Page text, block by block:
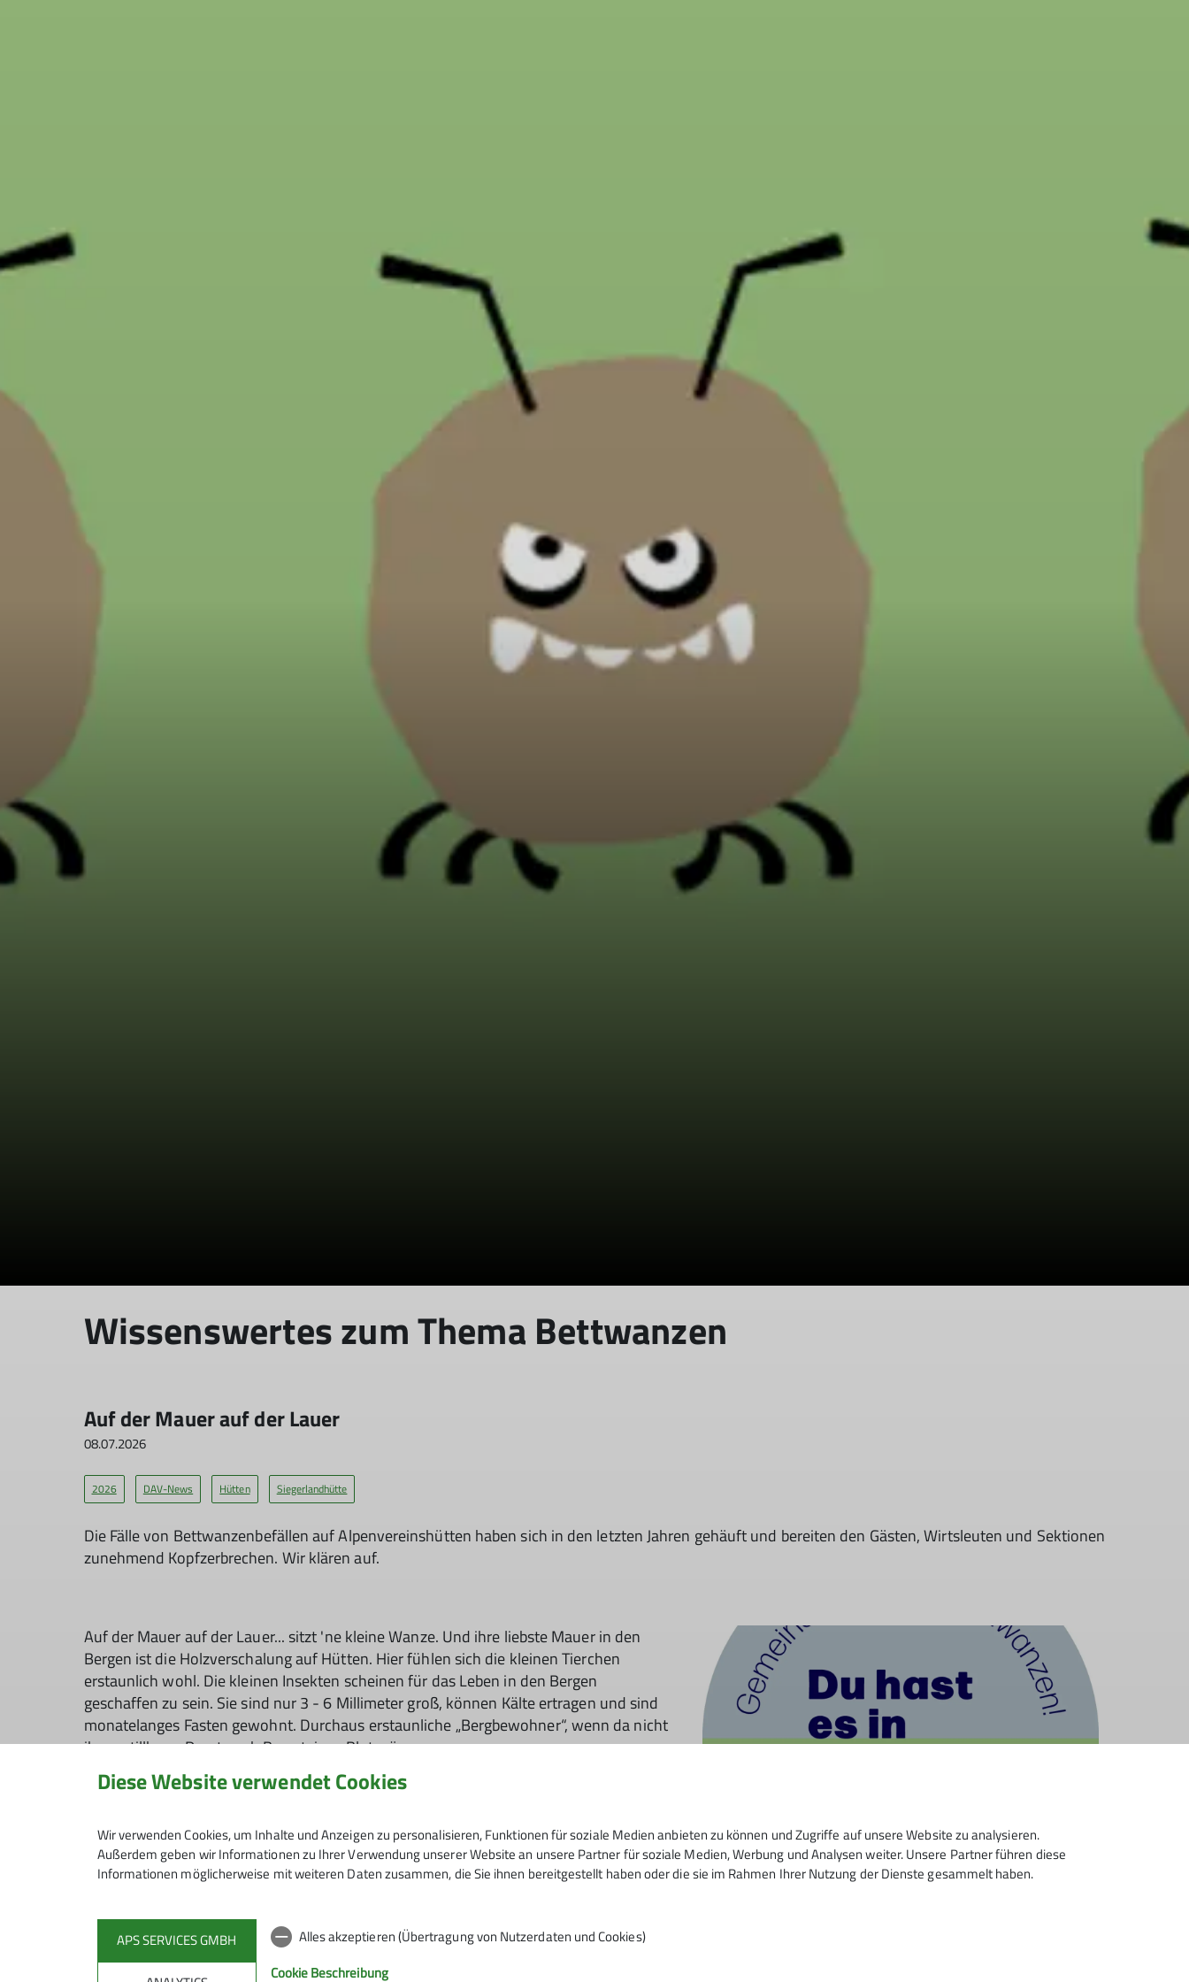
Wissenswertes zum Thema Bettwanzen
Auf der Mauer auf der Lauer
08.07.2026
2026 DAV-News Hütten Siegerlandhütte
Die Fälle von Bettwanzenbefällen auf Alpenvereinshütten haben sich in den letzten Jahren gehäuft und bereiten den Gästen, Wirtsleuten und Sektionen
zunehmend Kopfzerbrechen. Wir klären auf.
Auf der Mauer auf der Lauer... sitzt 'ne kleine Wanze. Und ihre liebste Mauer in den
Bergen ist die Holzverschalung auf Hütten. Hier fühlen sich die kleinen Tierchen
erstaunlich wohl. Die kleinen Insekten scheinen für das Leben in den Bergen
geschaffen zu sein. Sie sind nur 3 - 6 Millimeter groß, können Kälte ertragen und sind
monatelanges Fasten gewohnt. Durchaus erstaunliche „Bergbewohner“, wenn da nicht
ihr unstillbarer Durst nach Bergsteiger-Blut wäre.
Übernachtungsgäste wollen eine erholsame Nacht, Wirtsleute zufriedene Gäste und
dabei äußerst schwierig. Die Gründe dafür sind vielseitig und die Maßnahmen oft mit
hohen Kosten verbunden. Eine umfassende Aufklärung über Bettwanzen kann aber
schon viel helfen.
Zunächst ist zu betonen, dass ein Befallnichts mit den hygienischen Verhältnissen auf
den Hütten oder der Gäste
zu tun hat. Auch in der eigenen Wohnung oder im
Diese Website verwendet Cookies
Wir verwenden Cookies, um Inhalte und Anzeigen zu personalisieren, Funktionen für soziale Medien anbieten zu können und Zugriffe auf unsere Website zu analysieren.
Außerdem geben wir Informationen zu Ihrer Verwendung unserer Website an unsere Partner für soziale Medien, Werbung und Analysen weiter. Unsere Partner führen diese
Informationen möglicherweise mit weiteren Daten zusammen, die Sie ihnen bereitgestellt haben oder die sie im Rahmen Ihrer Nutzung der Dienste gesammelt haben.
APS SERVICES GMBH
Alles akzeptieren (Übertragung von Nutzerdaten und Cookies)
Cookie Beschreibung